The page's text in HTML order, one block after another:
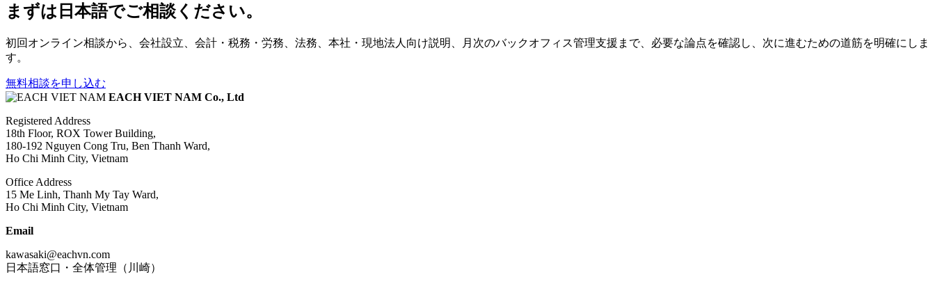
まずは日本語でご相談ください。
初回オンライン相談から、会社設立、会計・税務・労務、法務、本社・現地法人向け説明、月次のバックオフィス管理支援まで、必要な論点を確認し、次に進むための道筋を明確にしま
す。
無料相談を申し込む
EACH VIET NAM Co., Ltd
Registered Address
18th Floor, ROX Tower Building,
180-192 Nguyen Cong Tru, Ben Thanh Ward,
Ho Chi Minh City, Vietnam
Office Address
15 Me Linh, Thanh My Tay Ward,
Ho Chi Minh City, Vietnam
Email
kawasaki@eachvn.com
日本語窓口・全体管理（川崎）